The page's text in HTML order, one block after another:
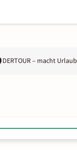
DERTOUR – macht Urlaub